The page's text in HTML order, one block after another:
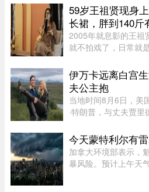
们曾以百年老店为目
典、经济危机、疫情
59岁王祖贤现身
长裙，胖到140斤
2005年就息影的王祖
就不拍戏了，日常就
活动。8月5日，网友
的天气穿着皮衣外套
伊万卡远离白宫
夫公主抱
当地时间8月6日，美
·特朗普，与丈夫贾里
密，伊万卡被贾里德
宛若刚刚订婚一般。
今天蒙特利尔有
加拿大环境部表示，
暴风险。预计上午天